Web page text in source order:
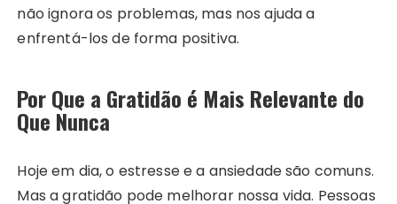
não ignora os problemas, mas nos ajuda a
enfrentá-los de forma positiva.
Por Que a Gratidão é Mais Relevante do
Que Nunca
Hoje em dia, o estresse e a ansiedade são comuns.
Mas a gratidão pode melhorar nossa vida. Pessoas